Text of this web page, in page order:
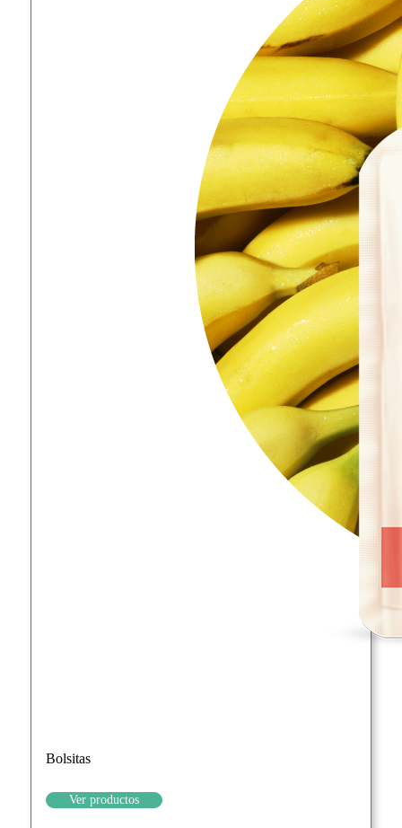
Bolsitas
Ver productos